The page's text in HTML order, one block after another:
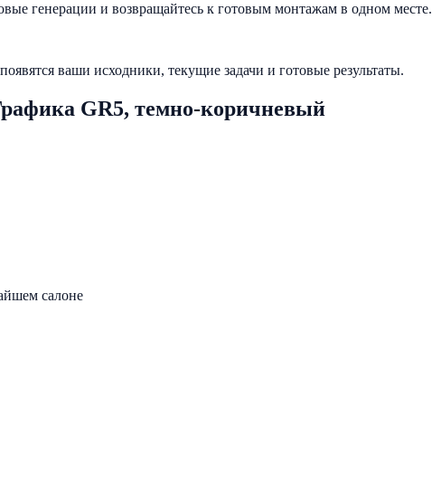
генерации и возвращайтесь к готовым монтажам в одном месте.
ваши исходники, текущие задачи и готовые результаты.
GR5, темно-коричневый
салоне